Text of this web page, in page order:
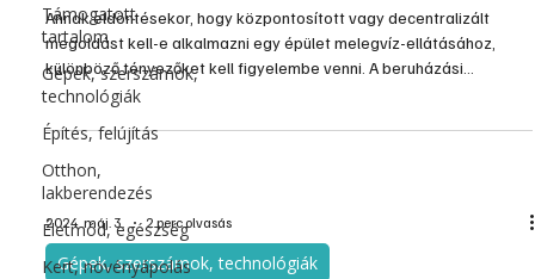
Támogatott
tartalom
Gépek, szerszámok,
technológiák
Építés, felújítás
Otthon,
lakberendezés
Életmód, egészség
Kert, növényápolás
Annak eldöntésekor, hogy központosított vagy decentralizált
megoldást kell-e alkalmazni egy épület melegvíz-ellátásához,
különböző tényezőket kell figyelembe venni. A beruházási
költségek, a telepítési erőfeszítések, a csőhosszak, a kényelem,
játszanak. A rendszernek meleg vizet is biztosítania kell az egyes
alkalmazásokhoz, a megfelelő hőmérsékleten és elegendő
mennyiségben, ideális esetben akár korlátlan ideig is, mégi
2024. máj. 3. 2 perc olvasás
Gépek, szerszámok, technológiák